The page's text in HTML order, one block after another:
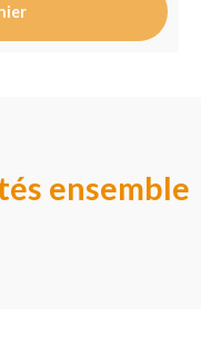
ensemble